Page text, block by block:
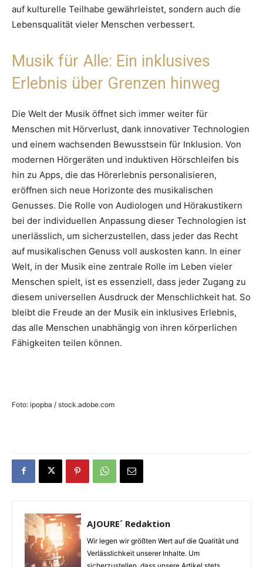
auf kulturelle Teilhabe gewährleistet, sondern auch die
Lebensqualität vieler Menschen verbessert.
Musik für Alle: Ein inklusives
Erlebnis über Grenzen hinweg
Die Welt der Musik öffnet sich immer weiter für
Menschen mit Hörverlust, dank innovativer Technologien
und einem wachsenden Bewusstsein für Inklusion. Von
modernen Hörgeräten und induktiven Hörschleifen bis
hin zu Apps, die das Hörerlebnis personalisieren,
eröffnen sich neue Horizonte des musikalischen
Genusses. Die Rolle von Audiologen und Hörakustikern
bei der individuellen Anpassung dieser Technologien ist
unerlässlich, um sicherzustellen, dass jeder das Recht
auf musikalischen Genuss voll auskosten kann. In einer
Welt, in der Musik eine zentrale Rolle im Leben vieler
Menschen spielt, ist es essenziell, dass jeder Zugang zu
diesem universellen Ausdruck der Menschlichkeit hat. So
bleibt die Freude an der Musik ein inklusives Erlebnis,
das alle Menschen unabhängig von ihren körperlichen
Fähigkeiten teilen können.
Foto: ipopba / stock.adobe.com
AJOURE´ Redaktion
Wir legen wir größten Wert auf die Qualität und
Verlässlichkeit unserer Inhalte. Um